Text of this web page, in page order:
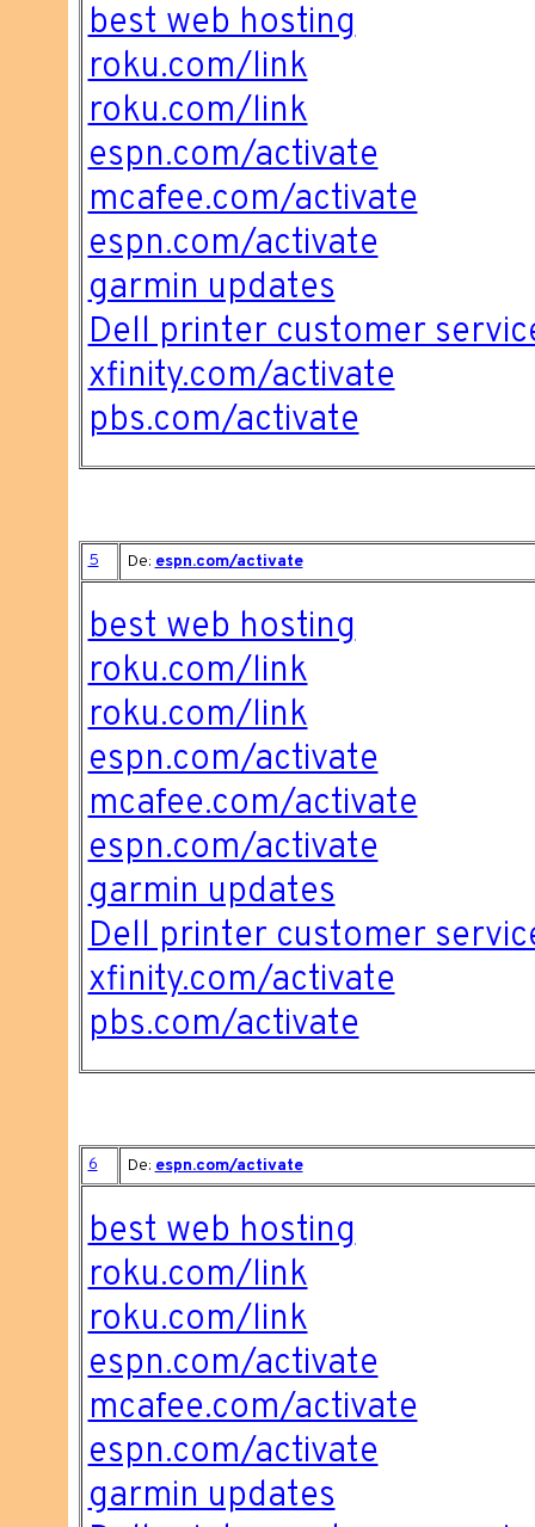
best web hosting
roku.com/link
roku.com/link
espn.com/activate
mcafee.com/activate
espn.com/activate
garmin updates
Dell printer customer
xfinity.com/activate
pbs.com/activate
5 De: espn.com/activate
best web hosting
roku.com/link
roku.com/link
espn.com/activate
mcafee.com/activate
espn.com/activate
garmin updates
Dell printer customer
xfinity.com/activate
pbs.com/activate
6 De: espn.com/activate
best web hosting
roku.com/link
roku.com/link
espn.com/activate
mcafee.com/activate
espn.com/activate
garmin updates